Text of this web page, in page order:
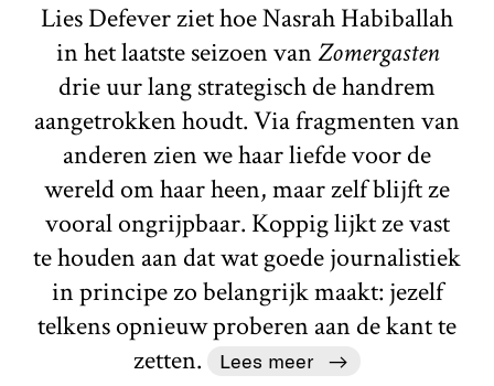
Lies Defever ziet hoe Nasrah Habiballah
in het laatste seizoen vanZomergasten
drie uur lang strategisch de handrem
aangetrokken houdt. Via fragmenten van
anderen zien we haar liefde voor de
wereld om haar heen, maar zelf blijft ze
vooral ongrijpbaar. Koppig lijkt ze vast
te houden aan dat wat goede journalistiek
in principe zo belangrijk maakt: jezelf
telkens opnieuw proberen aan de kant te
zetten.
Lees meer